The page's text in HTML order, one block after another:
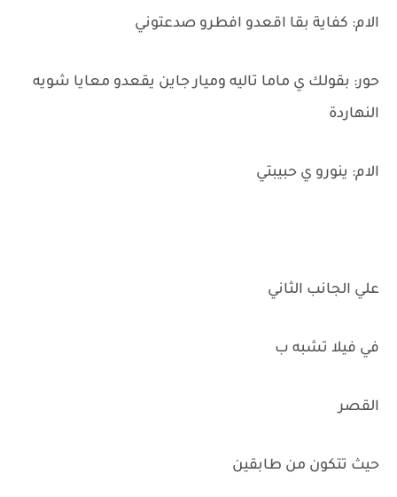
الام: كفاية بقا اقعدو افطرو صدعتوني
حور: بقولك ي ماما تاليه وميار جاين يقعدو معايا شويه
النهاردة
الام: ينورو ي حبيبتي
علي الجانب الثاني
في فيلا تشبه ب
القصر
حيث تتكون من طابقين